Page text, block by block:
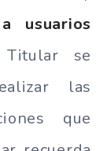
usuarios
se
las
que